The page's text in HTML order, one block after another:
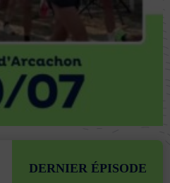
DERNIER ÉPISODE